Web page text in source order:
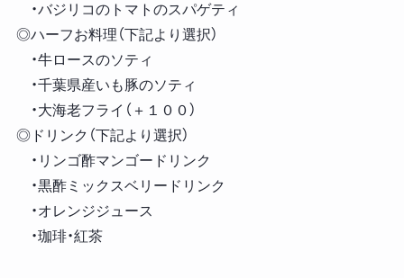
・バジリコのトマトのスパゲティ
◎ハーフお料理（下記より選択）
・牛ロースのソティ
・千葉県産いも豚のソティ
・大海老フライ（＋１００）
◎ドリンク（下記より選択）
・リンゴ酢マンゴードリンク
・黒酢ミックスベリードリンク
・オレンジジュース
・珈琲・紅茶